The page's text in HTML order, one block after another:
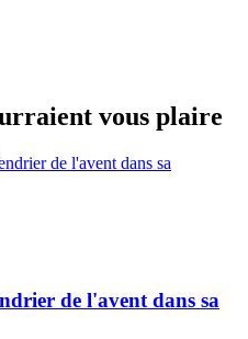
vous plaire
de l'avent dans sa